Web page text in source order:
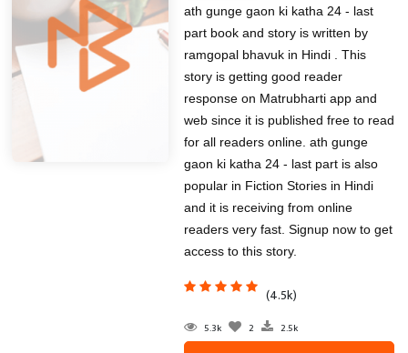
ath gunge gaon ki katha 24 - last
part book and story is written by
ramgopal bhavuk in Hindi . This
story is getting good reader
response on Matrubharti app and
web since it is published free to read
for all readers online. ath gunge
gaon ki katha 24 - last part is also
popular in Fiction Stories in Hindi
and it is receiving from online
readers very fast. Signup now to get
access to this story.
(4.5k)
5.3k 2 2.5k